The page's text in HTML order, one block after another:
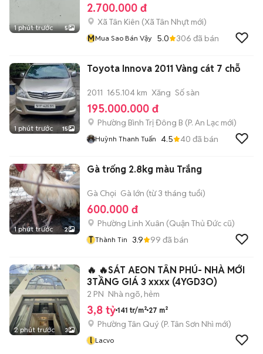
1 phút trước 5
2.700.000 đ
Xã Tân Kiên (Xã Tân Nhựt mới)
MMua Sao Bán Vậy 5.0 306 đã bán
1 phút trước 15
Toyota Innova 2011 Vàng cát 7 chỗ
2011 165.104 km Xăng Số sàn
195.000.000 đ
Phường Bình Trị Đông B (P. An Lạc mới)
Huỳnh Thanh Tuấn 4.5 40 đã bán
1 phút trước 2
Gà trống 2.8kg màu Trắng
Gà Chọi Gà lớn (từ 3 tháng tuổi)
600.000 đ
Phường Linh Xuân (Quận Thủ Đức cũ)
T Thành Tin 3.9 99 đã bán
2 phút trước 3
🔥 🔥SÁT AEON TÂN PHÚ- NHÀ MỚI
3TẦNG GIÁ 3 xxxx (4YGD3O)
2 PN Nhà ngõ, hẻm
3,8 tỷ 141 tr/m² 27 m²
Phường Tân Quý (P. Tân Sơn Nhì mới)
l Lacvo